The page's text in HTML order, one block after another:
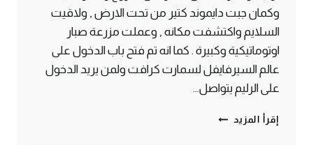
وكمان جبت دايموند كتير من تحت الارض , ولاقيت
السلايم واكتشفت مكانه , وعملت مزرعة صبار
اوتوماتيكية وكبيرة . كما انه تم فتح باب الدخول على
عالم السيرفايفل لسمارت كرافت ولمن يريد الدخول
على الرليم يتواصل…
إقرأ المزيد الحلقة